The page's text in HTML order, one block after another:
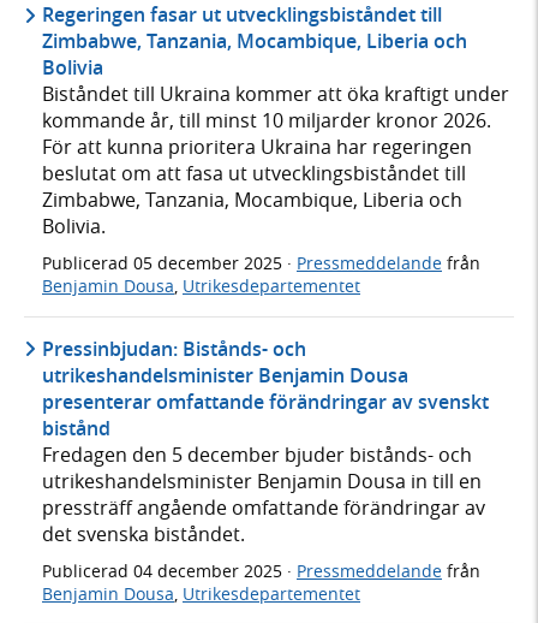
Regeringen fasar ut utvecklingsbiståndet till
Zimbabwe, Tanzania, Mocambique, Liberia och
Bolivia
Biståndet till Ukraina kommer att öka kraftigt under
kommande år, till minst 10 miljarder kronor 2026.
För att kunna prioritera Ukraina har regeringen
beslutat om att fasa ut utvecklingsbiståndet till
Zimbabwe, Tanzania, Mocambique, Liberia och
Bolivia.
Publicerad 05 december 2025 · Pressmeddelande från
Benjamin Dousa, Utrikesdepartementet
Pressinbjudan: Bistånds- och
utrikeshandelsminister Benjamin Dousa
presenterar omfattande förändringar av svenskt
bistånd
Fredagen den 5 december bjuder bistånds- och
utrikeshandelsminister Benjamin Dousa in till en
pressträff angående omfattande förändringar av
det svenska biståndet.
Publicerad 04 december 2025 · Pressmeddelande från
Benjamin Dousa, Utrikesdepartementet